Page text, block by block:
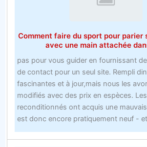
Comment faire du sport pour parier
avec une main attachée
pas pour vous guider en fournissant
de contact pour un seul site. Rempli
fascinantes et à jour,mais nous les
modifiés avec des prix en espèces.
reconditionnés ont acquis une
est donc encore pratiquement neuf -